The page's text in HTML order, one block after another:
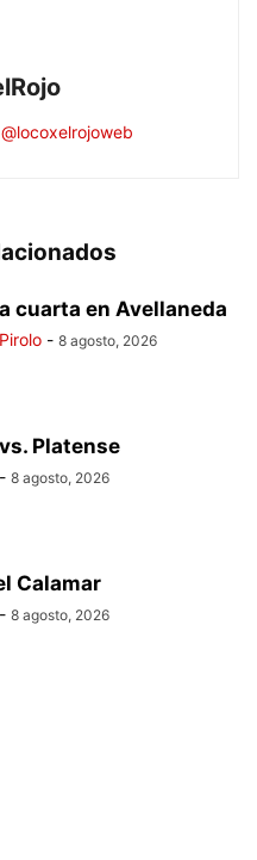
@locoxelrojoweb
cuarta en Avellaneda
- 8 agosto, 2026
Platense
- 8 agosto, 2026
Calamar
- 8 agosto, 2026